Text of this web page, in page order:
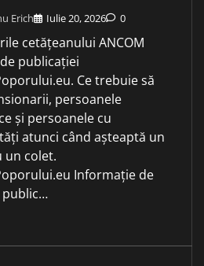
Erich Iulie 20, 2026 0
cetățeanului ANCOM
publicației
Ce trebuie să
persoanele
și persoanele cu
atunci când așteaptă un
un colet.
Informație de
public…